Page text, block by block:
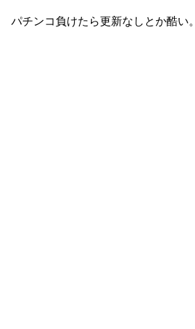
パチンコ負けたら更新なしとか酷い。